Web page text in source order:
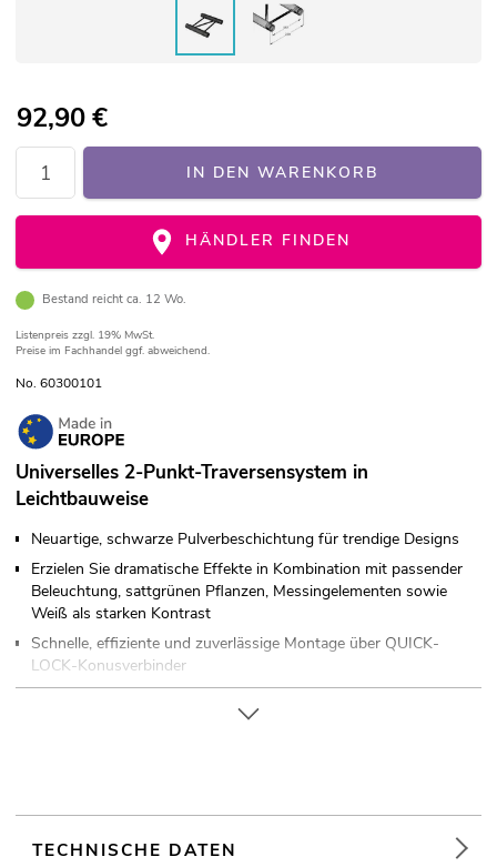
92,90€
IN DEN WARENKORB
HÄNDLER FINDEN
Bestand reicht ca. 12 Wo.
Listenpreis zzgl. 19% MwSt.
Preise im Fachhandel ggf. abweichend.
No. 60300101
Universelles 2-Punkt-Traversensystem in
Leichtbauweise
Neuartige, schwarze Pulverbeschichtung für trendige Designs
Erzielen Sie dramatische Effekte in Kombination mit passender
Beleuchtung, sattgrünen Pflanzen, Messingelementen sowie
Weiß als starken Kontrast
Schnelle, effiziente und zuverlässige Montage über QUICK-
LOCK-Konusverbinder
Eckelementen bietet ein Höchstmaß an Flexibilität
TECHNISCHE DATEN